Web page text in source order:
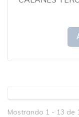
Mostrando 1 - 13 de